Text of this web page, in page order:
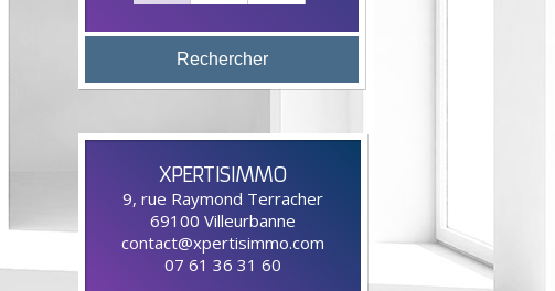
XPERTISIMMO
9, rue Raymond Terracher
69100 Villeurbanne
contact@xpertisimmo.com
07 61 36 31 60